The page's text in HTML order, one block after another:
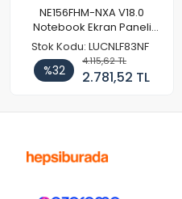
NE156FHM-NXA V18.0
Notebook Ekran Paneli
144Hz
Stok Kodu: LUCNLF83NF
%32
4.115,62 TL
2.781,52 TL